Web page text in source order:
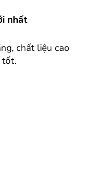
nhất
chất liệu cao
tốt.